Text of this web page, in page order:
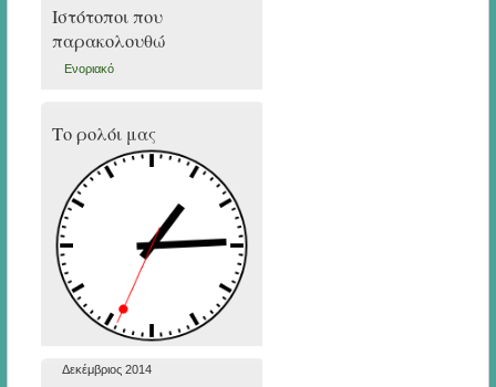
Ιστότοποι που
παρακολουθώ
Ενοριακό
Το ρολόι μας
Δεκέμβριος 2014